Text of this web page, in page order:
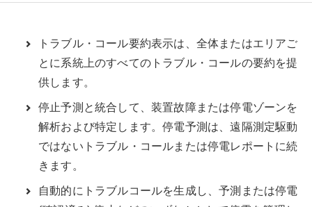
トラブル・コール要約表示は、全体またはエリアご
とに系統上のすべてのトラブル・コールの要約を提
供します。
停止予測と統合して、装置故障または停電ゾーンを
解析および特定します。停電予測は、遠隔測定駆動
ではないトラブル・コールまたは停電レポートに続
きます。
自動的にトラブルコールを生成し、予測または停電